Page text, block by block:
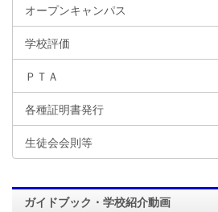
オープンキャンパス
学校評価
ＰＴＡ
各種証明書発行
生徒会会則等
ガイドブック・学校紹介動画